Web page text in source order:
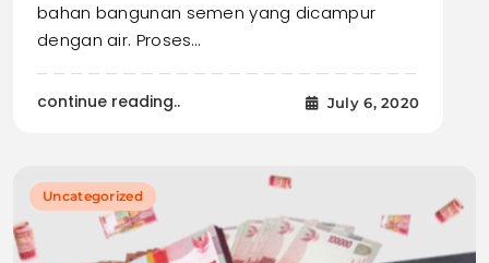
bahan bangunan semen yang dicampur
dengan air. Proses…
continue reading.. July 6, 2020
Uncategorized